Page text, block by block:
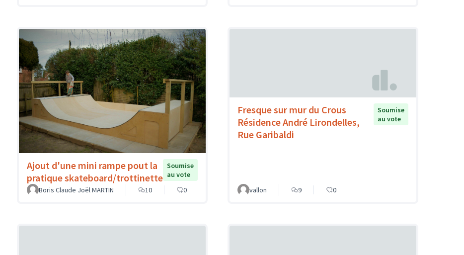
Ajout d'une mini rampe pout la
pratique skateboard/trottinette
Soumise
au vote
Boris Claude Joël MARTIN
10 0
Fresque sur mur du Crous
Résidence André Lirondelles,
Rue Garibaldi
Soumise
au vote
vallon 9 0